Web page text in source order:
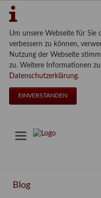
Um unsere Webseite für
verbessern zu können,
Nutzung der Webseite
zu. Weitere Informationen
Datenschutzerklärung.
EINVERSTANDEN
Blog